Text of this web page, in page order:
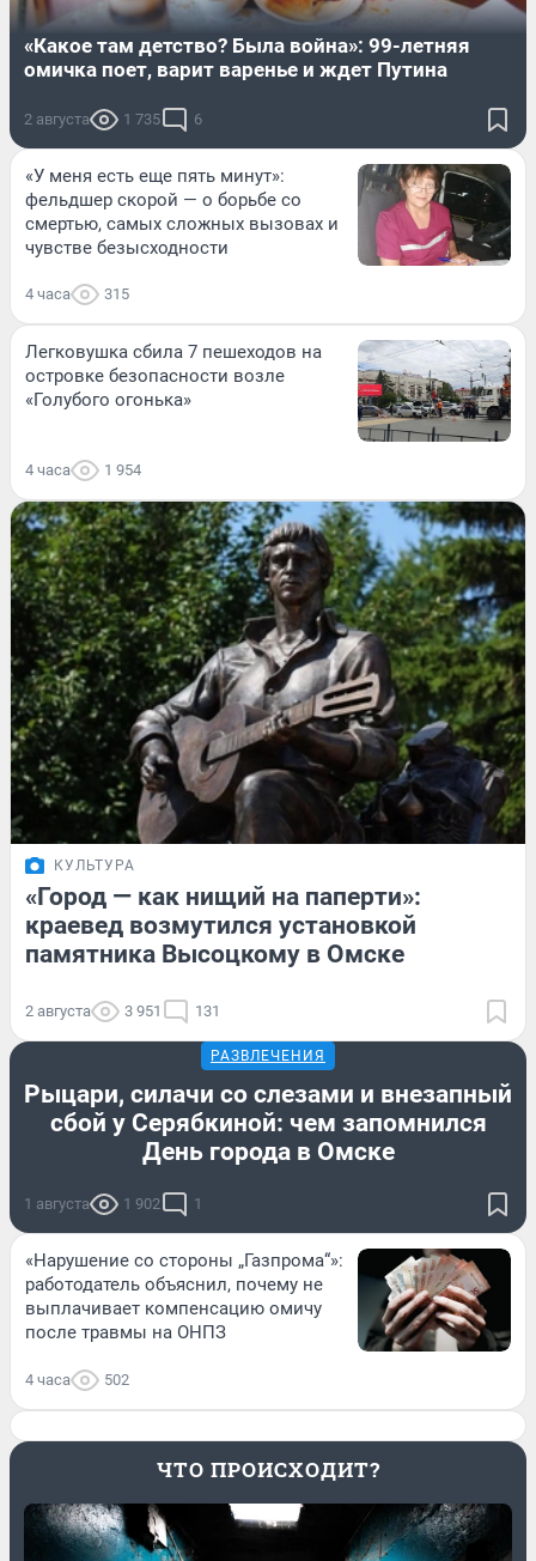
«Какое там детство? Была война»: 99-летняя
омичка поет, варит варенье и ждет Путина
2 августа 1 735 6
«У меня есть еще пять минут»:
фельдшер скорой — о борьбе со
смертью, самых сложных вызовах и
чувстве безысходности
4 часа 315
Легковушка сбила 7 пешеходов на
островке безопасности возле
«Голубого огонька»
4 часа 1 954
КУЛЬТУРА
«Город — как нищий на паперти»:
краевед возмутился установкой
памятника Высоцкому в Омске
2 августа 3 951 131
РАЗВЛЕЧЕНИЯ
Рыцари, силачи со слезами и внезапный
сбой у Серябкиной: чем запомнился
День города в Омске
1 августа 1 902 1
«Нарушение со стороны „Газпрома“»:
работодатель объяснил, почему не
выплачивает компенсацию омичу
после травмы на ОНПЗ
4 часа 502
ЧТО ПРОИСХОДИТ?